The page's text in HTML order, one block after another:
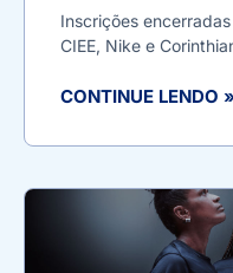
Inscrições
CIEE, Nike e
CONTINUE LENDO »